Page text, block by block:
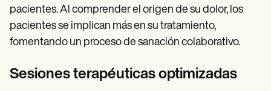
pacientes. Al comprender el origen de su dolor, los
pacientes se implican más en su tratamiento,
fomentando un proceso de sanación colaborativo.
Sesiones terapéuticas optimizadas